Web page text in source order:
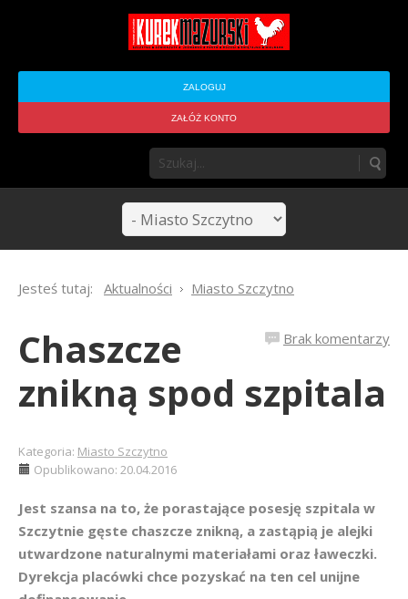
ZALOGUJ
ZAŁÓŻ KONTO
Jesteś tutaj: Aktualności Miasto Szczytno
Brak komentarzy
Chaszcze
znikną spod szpitala
Kategoria: Miasto Szczytno
Opublikowano: 20.04.2016
Jest szansa na to, że porastające posesję szpitala w
Szczytnie gęste chaszcze znikną, a zastąpią je alejki
utwardzone naturalnymi materiałami oraz ławeczki.
Dyrekcja placówki chce pozyskać na ten cel unijne